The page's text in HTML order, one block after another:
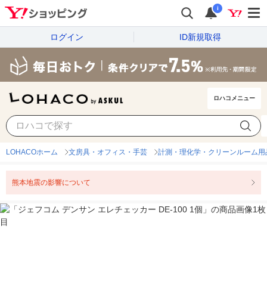
i
ログイン ID新規取得
ロハコメニュー
LOHACOホーム 文房具・オフィス・手芸 計測・理化学・クリーンルーム用
熊本地震の影響について